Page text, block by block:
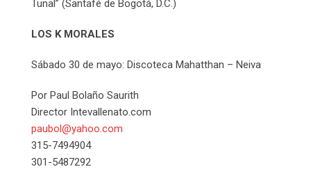
Tunal” (Santafé de Bogotá, D.C.)
LOS K MORALES
Sábado 30 de mayo: Discoteca Mahatthan – Neiva
Por Paul Bolaño Saurith
Director Intevallenato.com
paubol@yahoo.com
315-7494904
301-5487292